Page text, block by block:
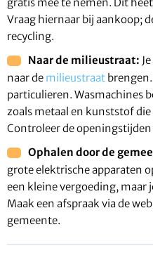
Vraag hiernaar bij aankoop;
recycling.
Naar de milieustraat:
naar de milieustraat
particulieren. Wasmachines
zoals metaal en kunststof
Controleer de
Ophalen door de
grote elektrische apparaten
een kleine vergoeding, maar
Maak een afspraak via de
gemeente.